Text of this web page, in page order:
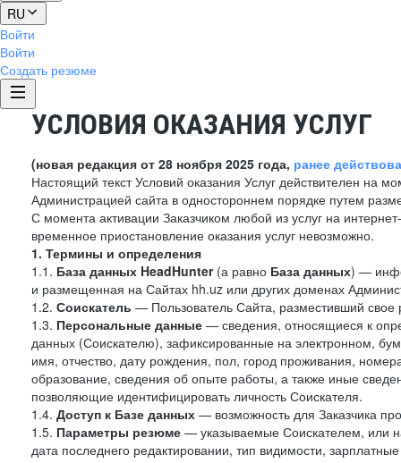
RU
Войти
Войти
Создать резюме
УСЛОВИЯ ОКАЗАНИЯ УСЛУГ
(новая редакция от 28 ноября 2025 года, ранее
Настоящий текст Условий оказания Услуг действителен на
Администрацией сайта в одностороннем порядке путем
С момента активации Заказчиком любой из услуг на
временное приостановление оказания услуг невозможно.
1. Термины и определения
1.1. База данных HeadHunter(а равно База данных) —
и размещенная на Сайтах hh.uz или других доменах
1.2. Соискатель — Пользователь Сайта, разместивший
1.3. Персональные данные — сведения, относящиеся к
данных (Соискателю), зафиксированные на электронном,
имя, отчество, дату рождения, пол, город проживания,
образование, сведения об опыте работы, а также иные
позволяющие идентифицировать личность Соискателя.
1.4. Доступ к Базе данных — возможность для Заказчика
1.5. Параметры резюме — указываемые Соискателем, или
дата последнего редактировании, тип видимости,